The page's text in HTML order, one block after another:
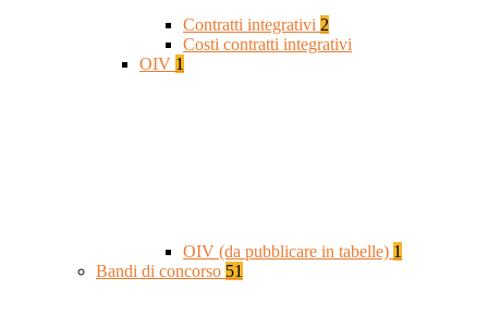
Contratti integrativi 2
Costi contratti integrativi
OIV 1
OIV (da pubblicare in tabelle) 1
Bandi di concorso 51